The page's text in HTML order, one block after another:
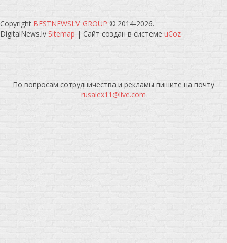
Copyright BESTNEWSLV_GROUP © 2014-2026.
DigitalNews.lv Sitemap | Сайт создан в системе uCoz
По вопросам сотрудничества и рекламы пишите на почту
rusalex11@live.com